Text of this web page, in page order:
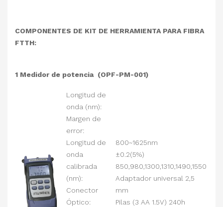
COMPONENTES DE KIT DE HERRAMIENTA PARA FIBRA
FTTH:
1 Medidor de potencia (OPF-PM-001)
Longitud de
onda (nm):
Margen de
error:
Longitud de
onda
calibrada
(nm):
Conector
Óptico:
800~1625nm
±0.2(5%)
850,980,1300,1310,1490,1550
Adaptador universal 2,5
mm
Pilas (3 AA 1.5V) 240h